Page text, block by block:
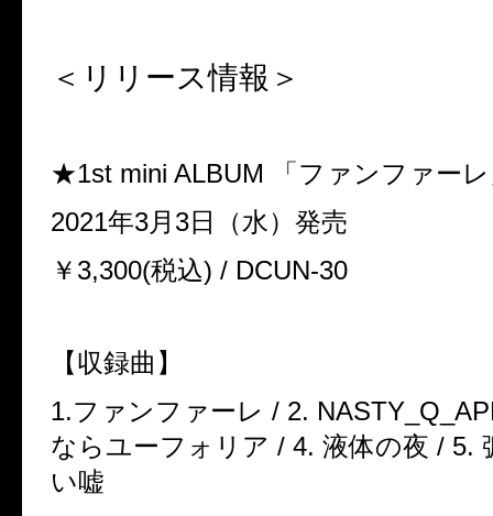
＜リリース情報＞
★1st mini ALBUM 「 ファンファーレ
2021年3月 3日（水）発売
￥3,300(税込) / DCUN-30
【収録曲】
1.ファンファーレ / 2.
ならユーフォリア / 4. 液体の夜 / 5.
い嘘